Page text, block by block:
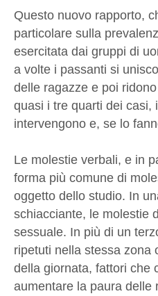
Questo nuovo rapporto,
particolare sulla
esercitata dai gruppi di
a volte i passanti si
delle ragazze e poi
quasi i tre quarti dei casi,
intervengono e, se lo
Le molestie verbali, e in
forma più comune di
oggetto dello studio. In
schiacciante, le molestie
sessuale. In più di un
ripetuti nella stessa zona
della giornata, fattori che
aumentare la paura delle